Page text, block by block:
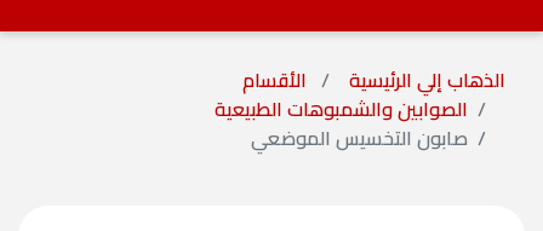
الذهاب إلي الرئيسية
الأقسام
الصوابين والشمبوهات الطبيعية
صابون التخسيس الموضعي